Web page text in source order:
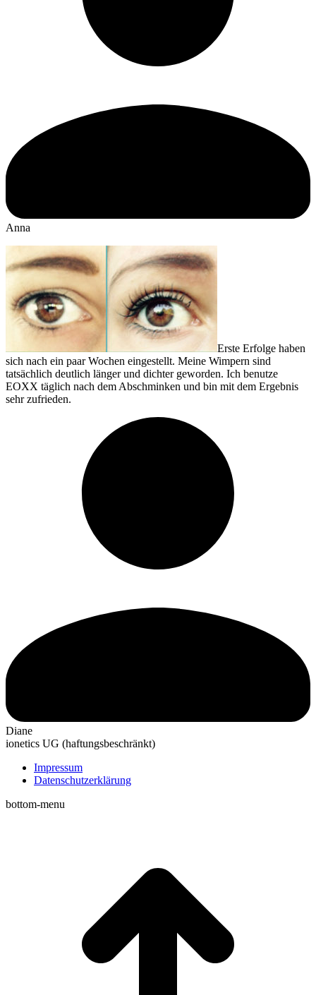
Anna
Erste Erfolge haben
sich nach ein paar Wochen eingestellt. Meine Wimpern sind
tatsächlich deutlich länger und dichter geworden. Ich benutze
EOXX täglich nach dem Abschminken und bin mit dem Ergebnis
sehr zufrieden.
Diane
ionetics UG (haftungsbeschränkt)
Impressum
Datenschutzerklärung
bottom-menu